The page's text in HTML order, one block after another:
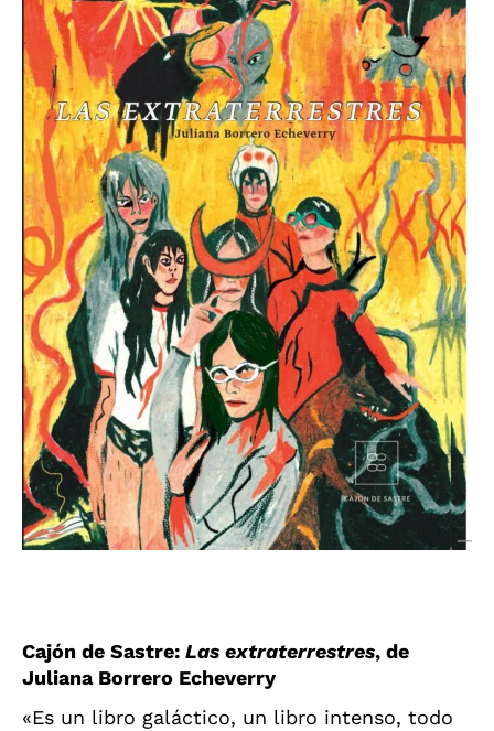
Cajón de Sastre: Las extraterrestres, de
Juliana Borrero Echeverry
«Es un libro galáctico, un libro intenso, todo